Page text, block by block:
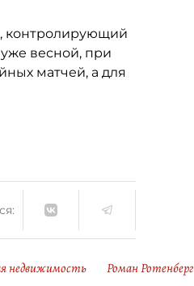
контролирующий
весной, при
матчей, а для
недвижимость Роман Ротенберг